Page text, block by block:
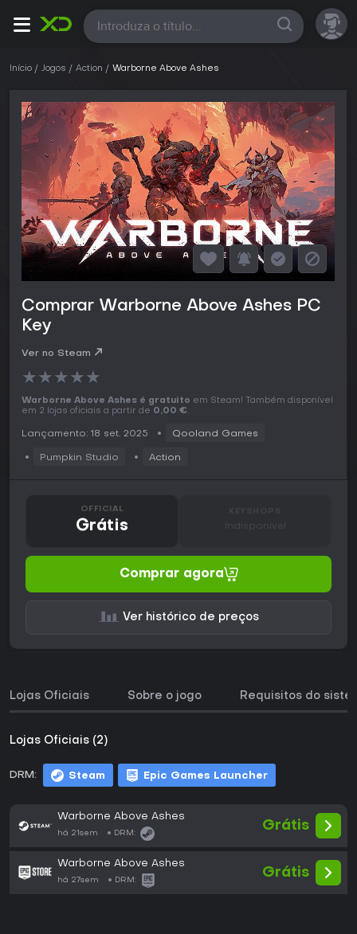
Todas
Início Jogos Action Warborne Above Ashes
Comprar Warborne Above Ashes PC
Key
Ver no Steam
★★★★★
Warborne Above Ashes é gratuito em Steam! Também disponível
em 2 lojas oficiais a partir de 0,00 €.
Lançamento: 18 set. 2025 Qooland Games
Pumpkin Studio Action
OFFICIAL
Grátis Indisponível
Comprar agora
Ver histórico de preços
Lojas Oficiais Sobre o jogo Requisitos do
Lojas Oficiais (2)
DRM: Steam Epic Games Launcher
Warborne Above Ashes
há 21sem DRM:
Grátis
Warborne Above Ashes
há 27sem DRM:
Grátis